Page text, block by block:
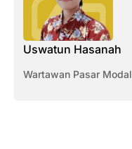
Uswatun Hasanah
Wartawan Pasar Modal